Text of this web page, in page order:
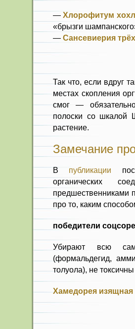
—Хлорофитум
«брызги
— Сансевиерия
Так что, если вдруг
местах скопления
смог —
полоски со шкалой
растение.
Замечание
В публикации
органических
предшественниками
про то, каким
победители
Убирают всю
(формальдегид,
толуола), не
Хамедорея изящная